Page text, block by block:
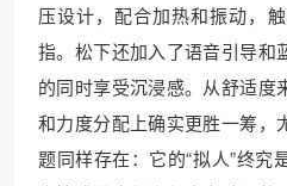
压设计，配合加热和振动，
指。松下还加入了语音引导和
的同时享受沉浸感。从舒适度
和力度分配上确实更胜一筹，
题同样存在：它的“拟人”终究